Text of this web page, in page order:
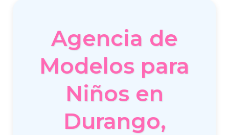
Agencia de
Modelos para
Niños en
Durango,